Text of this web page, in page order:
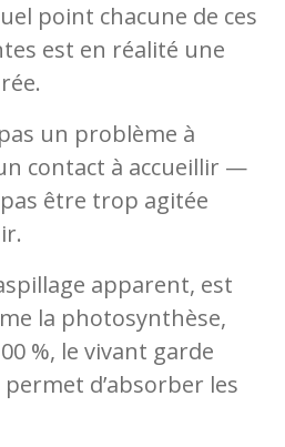
point chacune de ces
est en réalité une
un problème à
contact à accueillir —
être trop agitée
apparent, est
la photosynthèse,
%, le vivant garde
d’absorber les